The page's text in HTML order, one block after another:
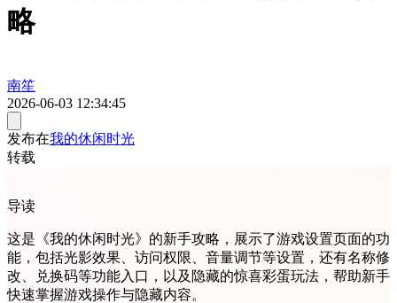
略
南笙
2026-06-03 12:34:45
发布在我的休闲时光
转载
导读
这是《我的休闲时光》的新手攻略，展示了游戏设置页面的功
能，包括光影效果、访问权限、音量调节等设置，还有名称修
改、兑换码等功能入口，以及隐藏的惊喜彩蛋玩法，帮助新手
快速掌握游戏操作与隐藏内容。